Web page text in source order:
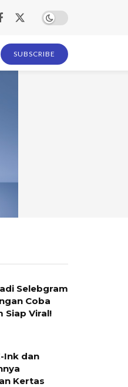
SUBSCRIBE
Selebgram
Coba
Siap Viral!
Ink dan
Kertas